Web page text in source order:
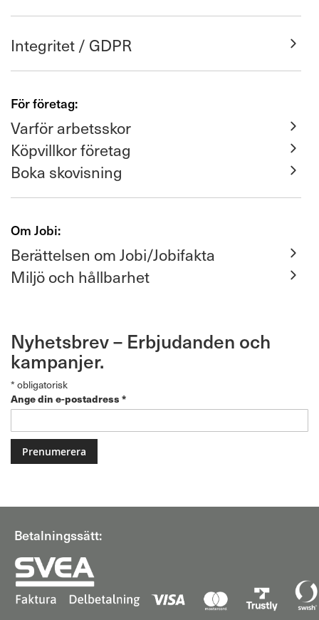
Integritet / GDPR
För företag:
Varför arbetsskor
Köpvillkor företag
Boka skovisning
Om Jobi:
Berättelsen om Jobi/Jobifakta
Miljö och hållbarhet
Nyhetsbrev – Erbjudanden och
kampanjer.
* obligatorisk
Ange din e-postadress *
Betalningssätt: